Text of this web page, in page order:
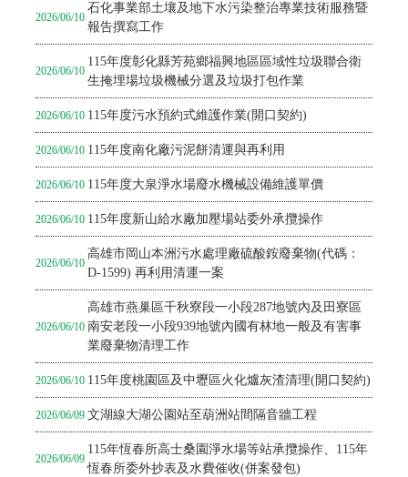
2026/06/10
石化事業部土壤及地下水污染整治專業技術服務暨
報告撰寫工作
2026/06/10
115年度彰化縣芳苑鄉福興地區區域性垃圾聯合衛
生掩埋場垃圾機械分選及垃圾打包作業
2026/06/10 115年度污水預約式維護作業(開口契約)
2026/06/10 115年度南化廠污泥餅清運與再利用
2026/06/10 115年度大泉淨水場廢水機械設備維護單價
2026/06/10 115年度新山給水廠加壓場站委外承攬操作
2026/06/10
高雄市岡山本洲污水處理廠硫酸銨廢棄物(代碼：
D-1599) 再利用清運一案
2026/06/10
高雄市燕巢區千秋寮段一小段287地號內及田寮區
南安老段一小段939地號內國有林地一般及有害事
業廢棄物清理工作
2026/06/10 115年度桃園區及中壢區火化爐灰渣清理(開口契約)
2026/06/09 文湖線大湖公園站至葫洲站間隔音牆工程
2026/06/09
115年恆春所高士桑園淨水場等站承攬操作、115年
恆春所委外抄表及水費催收(併案發包)